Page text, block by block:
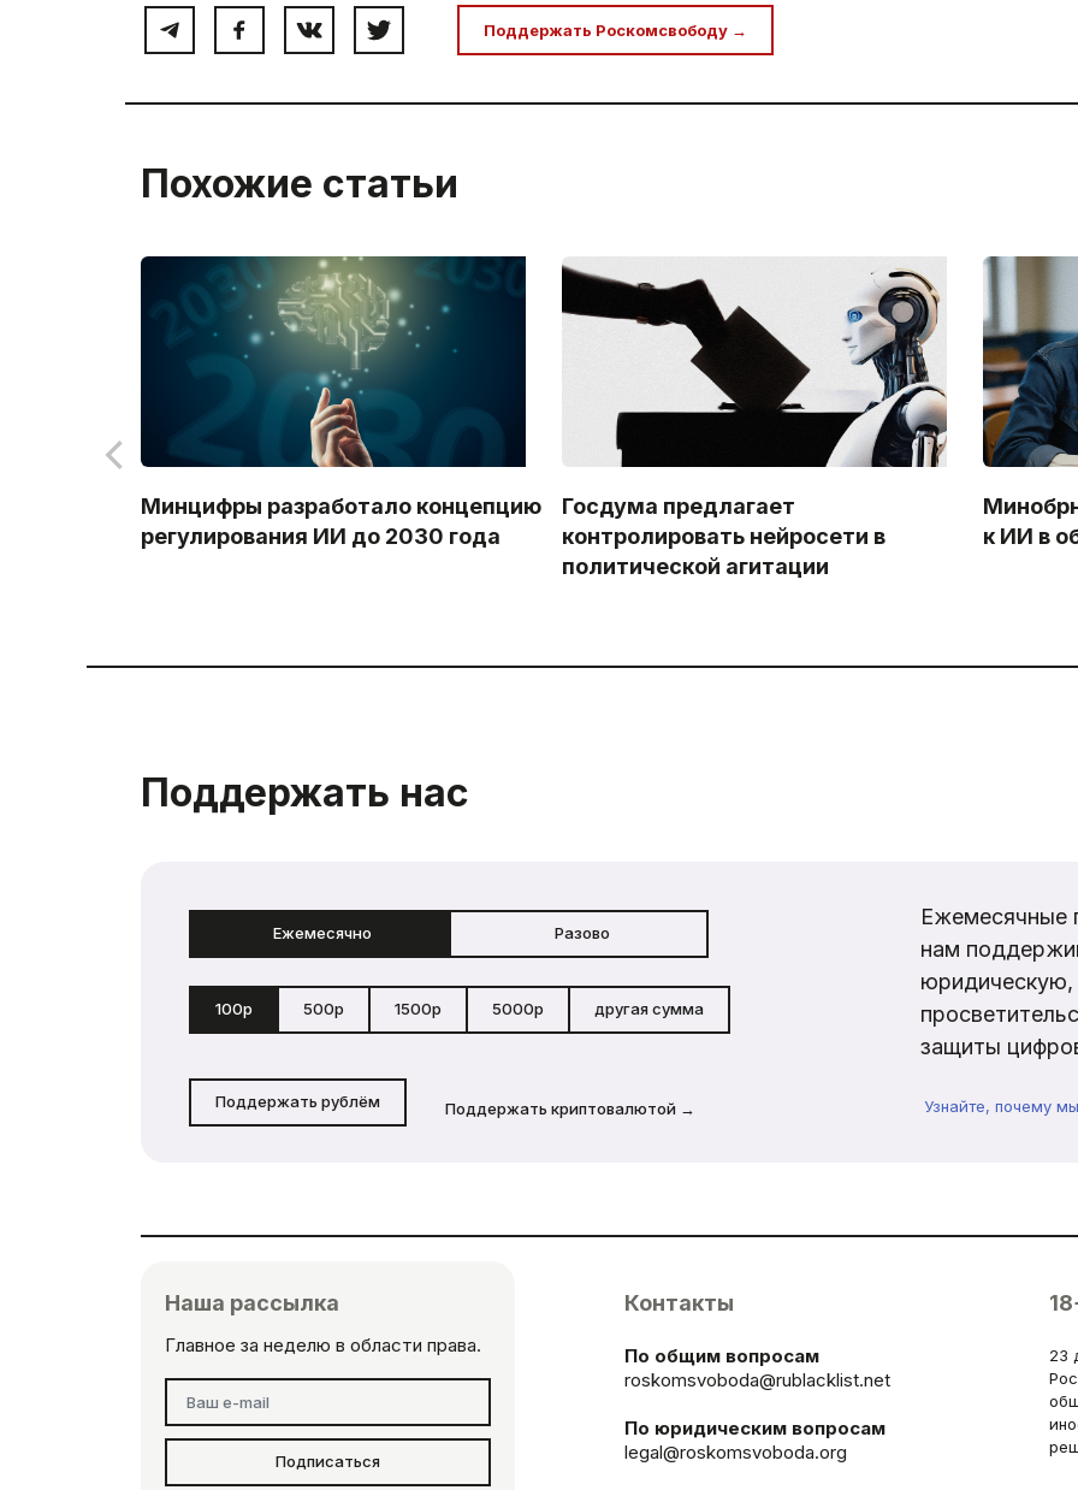
Поддержать Роскомсвободу →
Похожие статьи
Минцифры разработало концепцию
регулирования ИИ до 2030 года
Госдума предлагает
контролировать нейросети в
политической агитации
к ИИ в
Поддержать нас
Ежемесячно Разово
100р 500р 1500р 5000р другая сумма
Поддержать рублём Поддержать криптовалютой →
Ежемесячные
нам
юридическую,
защиты
Узнайте, почему
Наша рассылка
Главное за неделю в области права.
Подписаться
Контакты
По общим вопросам
roskomsvoboda@rublacklist.net
По юридическим вопросам
legal@roskomsvoboda.org
23